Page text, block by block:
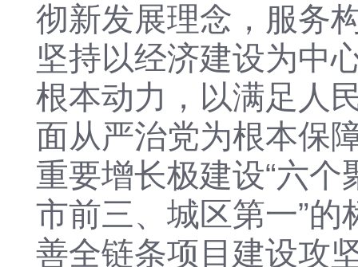
彻新发展理念，服务
坚持以经济建设为中
根本动力，以满足人
面从严治党为根本保
重要增长极建设“六个
市前三、城区第一”的
善全链条项目建设攻